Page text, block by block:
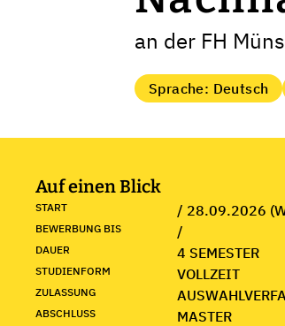
an der FH
Sprache: Deutsch
Auf einen Blick
START / 28.09.2026
BEWERBUNG BIS /
DAUER 4 SEMESTER
STUDIENFORM VOLLZEIT
ZULASSUNG
ABSCHLUSS MASTER